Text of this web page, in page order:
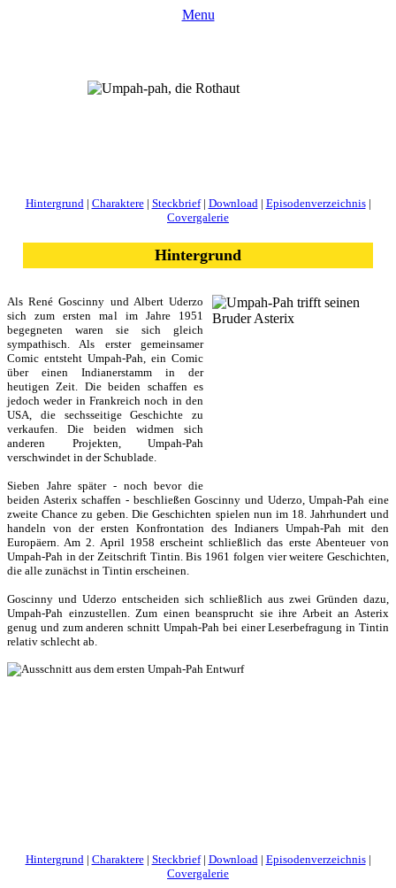
Menu
Hintergrund| Charaktere| Steckbrief| Download| Episodenverzeichnis|
Covergalerie
Hintergrund
Als René Goscinny und Albert Uderzo
sich zum ersten mal im Jahre 1951
begegneten waren sie sich gleich
sympathisch. Als erster gemeinsamer
Comic entsteht Umpah-Pah, ein Comic
über einen Indianerstamm in der
heutigen Zeit. Die beiden schaffen es
jedoch weder in Frankreich noch in den
USA, die sechsseitige Geschichte zu
verkaufen. Die beiden widmen sich
anderen Projekten, Umpah-Pah
verschwindet in der Schublade.
Sieben Jahre später - noch bevor die
beiden Asterix schaffen - beschließen Goscinny und Uderzo, Umpah-Pah eine
zweite Chance zu geben. Die Geschichten spielen nun im 18. Jahrhundert und
handeln von der ersten Konfrontation des Indianers Umpah-Pah mit den
Europäern. Am 2. April 1958 erscheint schließlich das erste Abenteuer von
Umpah-Pah in der Zeitschrift Tintin. Bis 1961 folgen vier weitere Geschichten,
die alle zunächst in Tintin erscheinen.
Goscinny und Uderzo entscheiden sich schließlich aus zwei Gründen dazu,
Umpah-Pah einzustellen. Zum einen beansprucht sie ihre Arbeit an Asterix
genug und zum anderen schnitt Umpah-Pah bei einer Leserbefragung in Tintin
relativ schlecht ab.
Hintergrund| Charaktere| Steckbrief| Download| Episodenverzeichnis|
Covergalerie